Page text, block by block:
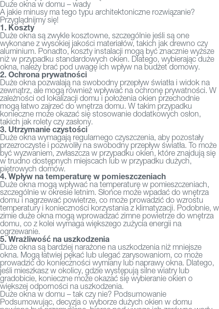
Duże okna w domu – wady
A jakie minusy ma tego typu architektoniczne rozwiązanie?
Przyglądnijmy się!
1. Koszty
Duże okna są zwykle kosztowne, szczególnie jeśli są one
wykonane z wysokiej jakości materiałów, takich jak drewno czy
aluminium. Ponadto, koszty instalacji mogą być znacznie wyższe
niż w przypadku standardowych okien. Dlatego, wybierając duże
okna, należy brać pod uwagę ich wpływ na budżet domowy.
2. Ochrona prywatności
Duże okna pozwalają na swobodny przepływ światła i widok na
zewnątrz, ale mogą również wpływać na ochronę prywatności. W
zależności od lokalizacji domu i położenia okien przechodnie
mogą łatwo zajrzeć do wnętrza domu. W takim przypadku
konieczne może okazać się stosowanie dodatkowych osłon,
takich jak rolety czy zasłony.
3. Utrzymanie czystości
Duże okna wymagają regularnego czyszczenia, aby pozostały
przezroczyste i pozwoliły na swobodny przepływ światła. To może
być wyzwaniem, zwłaszcza w przypadku okien, które znajdują się
w trudno dostępnych miejscach lub w przypadku dużych,
piętrowych domów.
4. Wpływ na temperaturę w pomieszczeniach
Duże okna mogą wpływać na temperaturę w pomieszczeniach,
szczególnie w okresie letnim. Słońce może wpadać do wnętrza
domu i nagrzewać powietrze, co może prowadzić do wzrostu
temperatury i konieczności korzystania z klimatyzacji. Podobnie, w
zimie duże okna mogą wprowadzać zimne powietrze do wnętrza
domu, co z kolei wymaga większego zużycia energii na
ogrzewanie.
5. Wrażliwość na uszkodzenia
Duże okna są bardziej narażone na uszkodzenia niż mniejsze
okna. Mogą łatwiej pękać lub ulegać zarysowaniom, co może
prowadzić do konieczności wymiany lub naprawy okna. Dlatego,
jeśli mieszkasz w okolicy, gdzie występują silne wiatry lub
gradobicie, konieczne może okazać się wybieranie okien o
większej odporności na uszkodzenia.
Duże okna w domu – tak czy nie? Podsumowanie
Podsumowując, decyzja o wyborze dużych okien w domu